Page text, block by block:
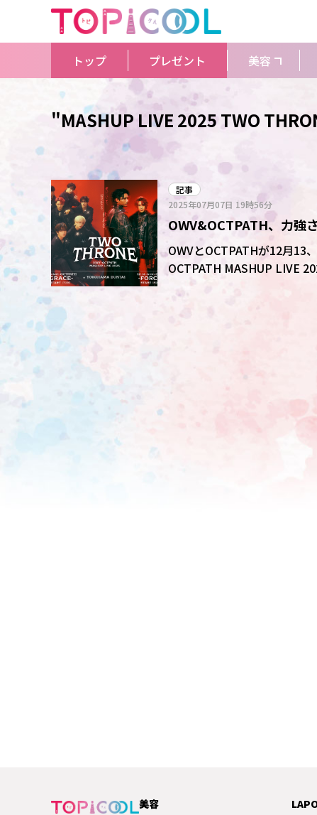
トップ プレゼント 美容
"MASHUP LIVE 2025 TWO
記事
2025年07月07日 19時56分
OWV&OCTPATH、力強
「TWO THRONE」のキ
OWVとOCTPATHが12月13
OCTPATH MASHUP LIVE
美容